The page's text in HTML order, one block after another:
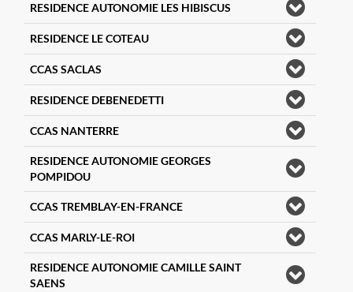
RESIDENCE AUTONOMIE LES HIBISCUS
RESIDENCE LE COTEAU
CCAS SACLAS
RESIDENCE DEBENEDETTI
CCAS NANTERRE
RESIDENCE AUTONOMIE GEORGES
POMPIDOU
CCAS TREMBLAY-EN-FRANCE
CCAS MARLY-LE-ROI
RESIDENCE AUTONOMIE CAMILLE SAINT
SAENS